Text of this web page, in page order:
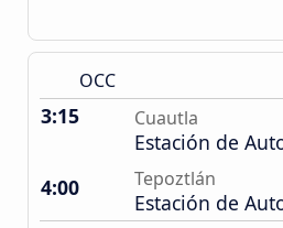
OCC
3:15 Cuautla
Estación de
4:00
Tepoztlán
Estación de